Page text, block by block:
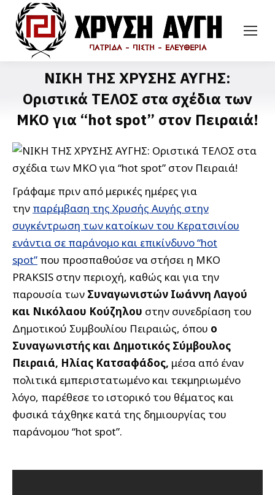
ΝΙΚΗ ΤΗΣ ΧΡΥΣΗΣ ΑΥΓΗΣ:
Οριστικά ΤΕΛΟΣ στα σχέδια των
ΜΚΟ για “hot spot” στον Πειραιά!
Γράφαμε πριν από μερικές ημέρες για
την παρέμβαση της Χρυσής Αυγής στην
συγκέντρωση των κατοίκων του Κερατσινίου
ενάντια σε παράνομο και επικίνδυνο “hot
spot” που προσπαθούσε να στήσει η MKO
PRAKSIS στην περιοχή, καθώς και για την
παρουσία των Συναγωνιστών Ιωάννη Λαγού
και Νικόλαου Κούζηλου στην συνεδρίαση του
Δημοτικού Συμβουλίου Πειραιώς, όπου ο
Συναγωνιστής και Δημοτικός Σύμβουλος
Πειραιά, Ηλίας Κατσαφάδος, μέσα από έναν
πολιτικά εμπεριστατωμένο και τεκμηριωμένο
λόγο, παρέθεσε το ιστορικό του θέματος και
φυσικά τάχθηκε κατά της δημιουργίας του
παράνομου “hot spot”.